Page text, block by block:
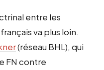
entre les
va plus loin.
(réseau BHL), qui
FN contre